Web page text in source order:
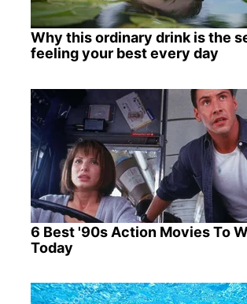
Why this ordinary drink is the
feeling your best every day
6 Best '90s Action Movies To
Today